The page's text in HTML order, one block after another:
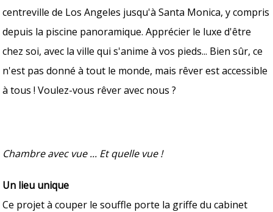
centreville de Los Angeles jusqu'à Santa Monica, y compris
depuis la piscine panoramique. Apprécier le luxe d'être
chez soi, avec la ville qui s'anime à vos pieds... Bien sûr, ce
n'est pas donné à tout le monde, mais rêver est accessible
à tous ! Voulez-vous rêver avec nous ?
Chambre avec vue ... Et quelle vue !
Un lieu unique
Ce projet à couper le souffle porte la griffe du cabinet